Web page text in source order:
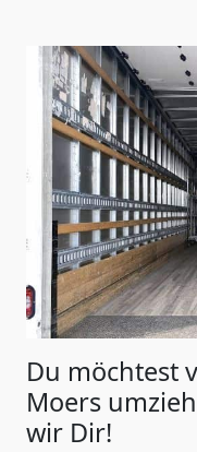
Du möchtest
Moers
wir Dir!